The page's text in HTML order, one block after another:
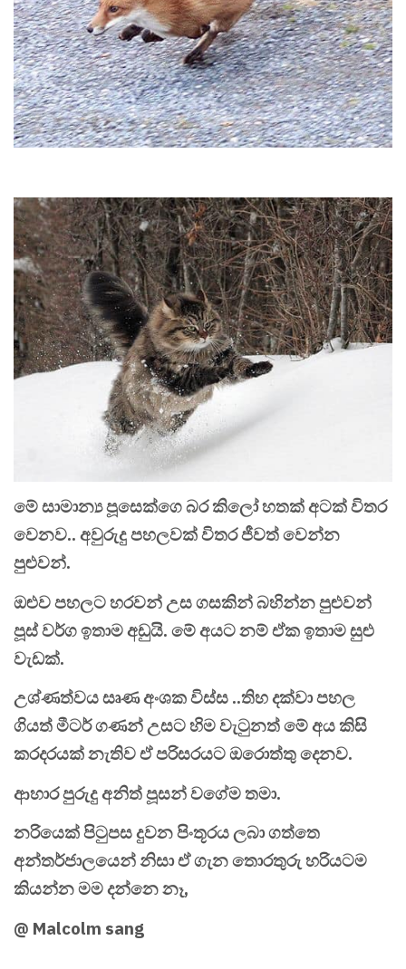
මේ සාමාන්‍ය පූසෙක්ගෙ බර කිලෝ හතක් අටක් විතර
වෙනව.. අවුරුදු පහලවක් විතර ජීවත් වෙන්න
පුළුවන්.
ඔළුව පහලට හරවන් උස ගසකින් බහින්න පුළුවන්
පූස් වර්ග ඉතාම අඩුයි. මේ අයට නම් ඒක ඉතාම සුළු
වැඩක්.
උශ්ණත්වය සෘණ අංශක විස්ස ..තිහ දක්වා පහල
ගියත් මීටර් ගණන් උසට හිම වැටුනත් මේ අය කිසි
කරදරයක් නැතිව ඒ පරිසරයට ඔරොත්තු දෙනව.
ආහාර පුරුදු අනිත් පූසන් වගේම තමා.
නරියෙක් පිටුපස දුවන පිංතූරය ලබා ගත්තෙ
අන්තර්ජාලයෙන් නිසා ඒ ගැන තොරතුරු හරියටම
කියන්න මම දන්නෙ නෑ,
@ Malcolm sang